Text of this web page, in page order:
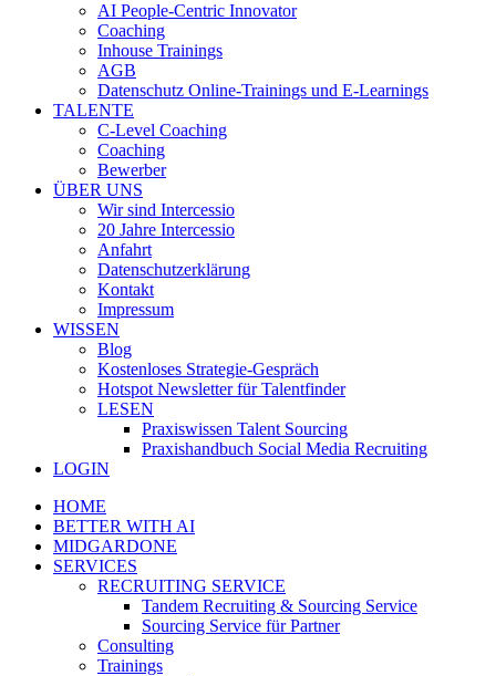
AI People-Centric Innovator
Coaching
Inhouse Trainings
AGB
Datenschutz Online-Trainings und E-Learnings
TALENTE
C-Level Coaching
Coaching
Bewerber
ÜBER UNS
Wir sind Intercessio
20 Jahre Intercessio
Anfahrt
Datenschutzerklärung
Kontakt
Impressum
WISSEN
Blog
Kostenloses Strategie-Gespräch
Hotspot Newsletter für Talentfinder
LESEN
Praxiswissen Talent Sourcing
Praxishandbuch Social Media Recruiting
LOGIN
HOME
BETTER WITH AI
MIDGARDONE
SERVICES
RECRUITING SERVICE
Tandem Recruiting & Sourcing Service
Sourcing Service für Partner
Consulting
Trainings